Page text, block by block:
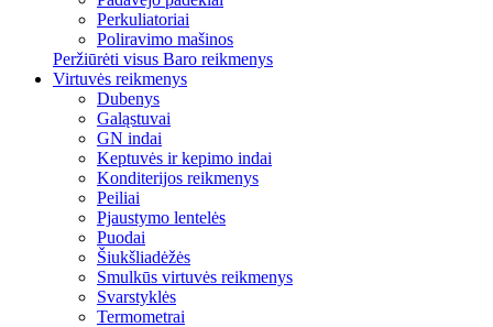
Perkuliatoriai
Poliravimo mašinos
Peržiūrėti visus Baro reikmenys
Virtuvės reikmenys
Dubenys
Galąstuvai
GN indai
Keptuvės ir kepimo indai
Konditerijos reikmenys
Peiliai
Pjaustymo lentelės
Puodai
Šiukšliadėžės
Smulkūs virtuvės reikmenys
Svarstyklės
Termometrai